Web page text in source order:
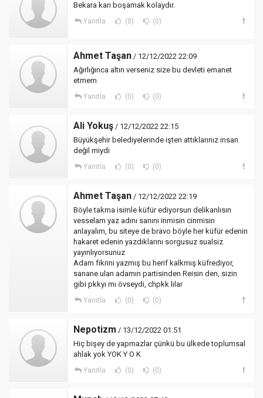
Bekara karı boşamak kolaydır.
Yanıtla (0) (0)
Ahmet Taşan / 12/12/2022 22:09
Ağırlığınca altın verseniz size bu devleti emanet
etmem
Yanıtla (0) (0)
Ali Yokuş / 12/12/2022 22:15
Büyükşehir belediyelerinde işten attıklarınız insan
değil miydi
Yanıtla (0) (0)
Ahmet Taşan / 12/12/2022 22:19
Böyle takma isimle küfür ediyorsun delikanlısın
vesselam yaz adını sanını inmisin cinmisin
anlayalım, bu siteye de bravo böyle her küfür edenin
hakaret edenin yazdıklarını sorgusuz sualsiz
yayınlıyorsunuz
Adam fikrini yazmış bu herif kalkmış küfrediyor,
sanane ulan adamın partisinden Reisin den, sizin
gibi pkkyı mı övseydi, chpkk lılar
Yanıtla (0) (0)
Nepotizm / 13/12/2022 01:51
Hiç bişey de yapmazlar çünkü bu ülkede toplumsal
ahlak yok YOK Y O K
Yanıtla (0) (0)